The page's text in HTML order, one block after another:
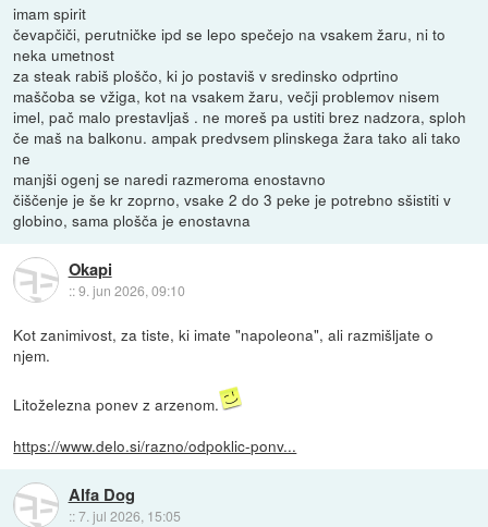
imam spirit
čevapčiči, perutničke ipd se lepo spečejo na vsakem žaru, ni to
neka umetnost
za steak rabiš ploščo, ki jo postaviš v sredinsko odprtino
maščoba se vžiga, kot na vsakem žaru, večji problemov nisem
imel, pač malo prestavljaš . ne moreš pa ustiti brez nadzora, sploh
če maš na balkonu. ampak predvsem plinskega žara tako ali tako
ne
manjši ogenj se naredi razmeroma enostavno
čiščenje je še kr zoprno, vsake 2 do 3 peke je potrebno sšistiti v
globino, sama plošča je enostavna
Okapi
::9. jun 2026, 09:10
Kot zanimivost, za tiste, ki imate "napoleona", ali razmišljate o
njem.
Litoželezna ponev z arzenom.
https://www.delo.si/razno/odpoklic-ponv...
Alfa Dog
::7. jul 2026, 15:05